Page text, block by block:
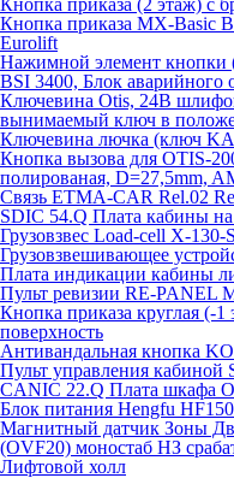
Кнопка приказа (2 этаж) с
Кнопка приказа MX-Basic
Eurolift
Нажимной элемент кнопки
BSI 3400, Блок аварийного
Ключевина Otis, 24В
вынимаемый ключ в
Ключевина лючка (ключ
Кнопка вызова для OTIS-
полированая, D=27,5mm,
Связь ETMA-CAR Rel.02
SDIC 54.Q Плата кабины
Грузовзвес Load-cell X-130-
Грузовзвешивающее
Плата индикации кабины
Пульт ревизии RE-PANEL
Кнопка приказа круглая (-
поверхность
Антивандальная кнопка
Пульт управления кабиной
CANIC 22.Q Плата шкафа
Блок питания Hengfu
Магнитный датчик Зоны
(OVF20) моностаб НЗ
Лифтовой холл